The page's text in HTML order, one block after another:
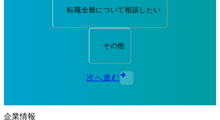
転職全般について相談したい
その他
次へ進む
企業情報